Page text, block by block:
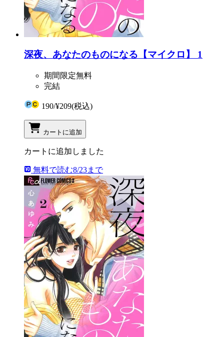
深夜、あなたのものになる【マイクロ】 1
期間限定無料
完結
190/¥209(税込)
カートに追加
カートに追加しました
無料で読む8/23まで